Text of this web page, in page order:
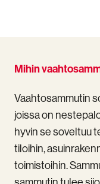
Mihin
Vaahtosammutin
joissa on
hyvin se soveltuu
tiloihin,
toimistoihin.